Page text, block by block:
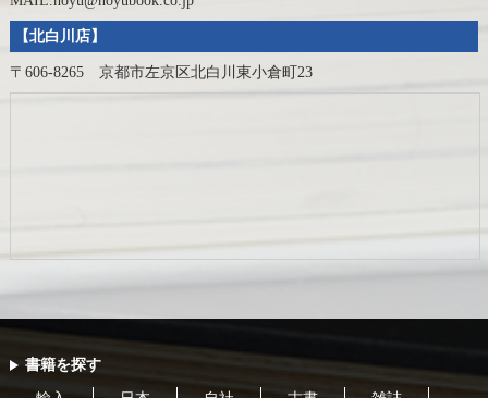
【北白川店】
〒606-8265 京都市左京区北白川東小倉町23
書籍を探す